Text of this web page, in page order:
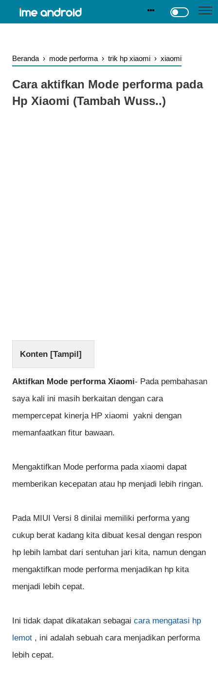
Beranda › mode performa › trik hp xiaomi › xiaomi
Cara aktifkan Mode performa pada
Hp Xiaomi (Tambah Wuss..)
Konten [Tampil]
Aktifkan Mode performa Xiaomi- Pada pembahasan
saya kali ini masih berkaitan dengan cara
mempercepat kinerja HP xiaomi yakni dengan
memanfaatkan fitur bawaan.
Mengaktifkan Mode performa pada xiaomi dapat
memberikan kecepatan atau hp menjadi lebih ringan.
Pada MIUI Versi 8 dinilai memiliki performa yang
cukup berat kadang kita dibuat kesal dengan respon
hp lebih lambat dari sentuhan jari kita, namun dengan
mengaktifkan mode performa menjadikan hp kita
menjadi lebih cepat.
Ini tidak dapat dikatakan sebagai cara mengatasi hp
lemot , ini adalah sebuah cara menjadikan performa
lebih cepat.